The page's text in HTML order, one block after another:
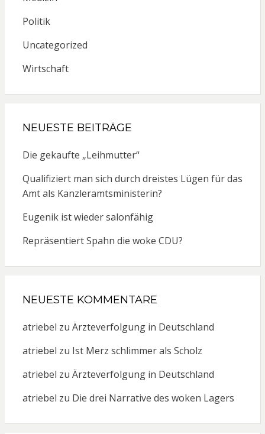
Politik
Uncategorized
Wirtschaft
NEUESTE BEITRÄGE
Die gekaufte „Leihmutter“
Qualifiziert man sich durch dreistes Lügen für das
Amt als Kanzleramtsministerin?
Eugenik ist wieder salonfähig
Repräsentiert Spahn die woke CDU?
NEUESTE KOMMENTARE
atriebel zu Ärzteverfolgung in Deutschland
atriebel zu Ist Merz schlimmer als Scholz
atriebel zu Ärzteverfolgung in Deutschland
atriebel zu Die drei Narrative des woken Lagers